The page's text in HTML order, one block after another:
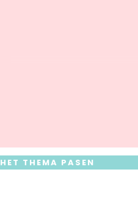
HET THEMA PASEN